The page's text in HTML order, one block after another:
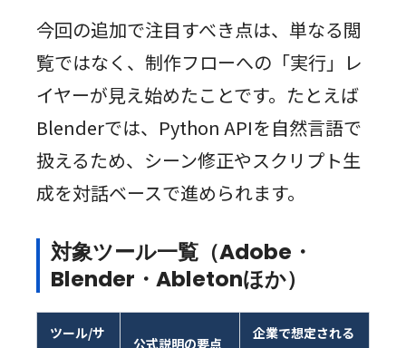
今回の追加で注目すべき点は、単なる閲
覧ではなく、制作フローへの「実行」レ
イヤーが見え始めたことです。たとえば
Blenderでは、Python APIを自然言語で
扱えるため、シーン修正やスクリプト生
成を対話ベースで進められます。
対象ツール一覧（Adobe・
Blender・Abletonほか）
ツール/サ
公式説明の要点
企業で想定される